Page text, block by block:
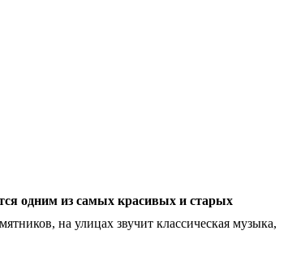
одним из самых красивых и старых
на улицах звучит классическая музыка,